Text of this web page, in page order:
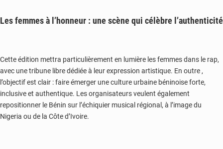
Les femmes à l’honneur : une scène qui célèbre l’authenticité
Cette édition mettra particulièrement en lumière les femmes dans le rap,
avec une tribune libre dédiée à leur expression artistique. En outre ,
l’objectif est clair : faire émerger une culture urbaine béninoise forte,
inclusive et authentique. Les organisateurs veulent également
repositionner le Bénin sur l’échiquier musical régional, à l’image du
Nigeria ou de la Côte d’Ivoire.